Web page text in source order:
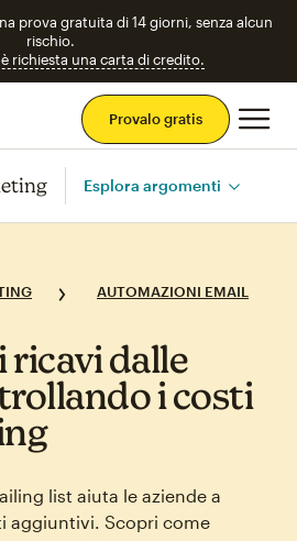
prova gratuita di 14 giorni, senza alcun
rischio.
richiesta una carta di credito.
Provalo gratis
Esplora argomenti
AUTOMAZIONI EMAIL
ricavi dalle
i costi
list aiuta le aziende a
aggiuntivi. Scopri come